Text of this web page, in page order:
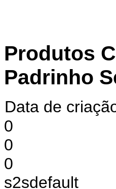
Produtos
Padrinho
Data de
0
0
0
s2sdefault